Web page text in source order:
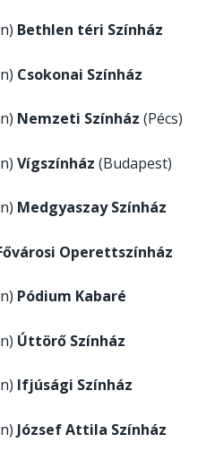
Bethlen téri Színház
Csokonai Színház
Nemzeti Színház (Pécs)
Vígszínház (Budapest)
Medgyaszay Színház
Operettszínház
Pódium Kabaré
Úttörő Színház
Ifjúsági Színház
József Attila Színház